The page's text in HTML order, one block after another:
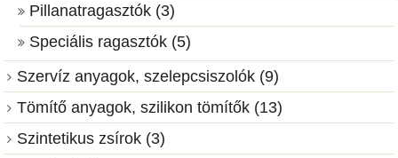
Pillanatragasztók (3)
Speciális ragasztók (5)
Szervíz anyagok, szelepcsiszolók (9)
Tömítő anyagok, szilikon tömítők (13)
Szintetikus zsírok (3)